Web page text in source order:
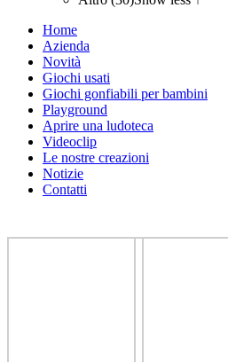
Home
Azienda
Novità
Giochi usati
Giochi gonfiabili per bambini
Playground
Aprire una ludoteca
Videoclip
Le nostre creazioni
Notizie
Contatti